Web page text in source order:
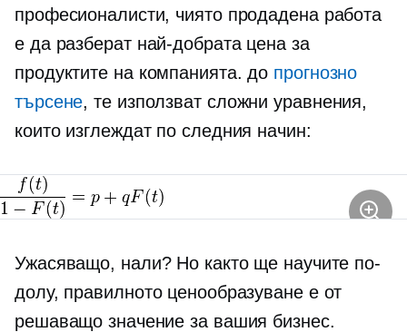
професионалисти, чиято продадена работа
е да разберат най-добрата цена за
продуктите на компанията. до прогнозно
търсене, те използват сложни уравнения,
които изглеждат по следния начин:
Ужасяващо, нали? Но както ще научите по-
долу, правилното ценообразуване е от
решаващо значение за вашия бизнес.